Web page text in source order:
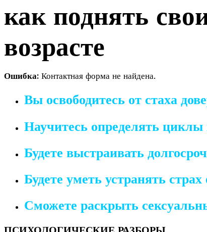
как поднять
возрасте
Ошибка: Контактная форма не найдена.
Вы освободитесь от стаха
Научитесь определять
Будете выстраивать
Будете уметь устранять
Сможете раскрыть